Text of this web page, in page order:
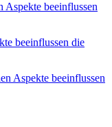
Aspekte beeinflussen
beeinflussen die
Aspekte beeinflussen